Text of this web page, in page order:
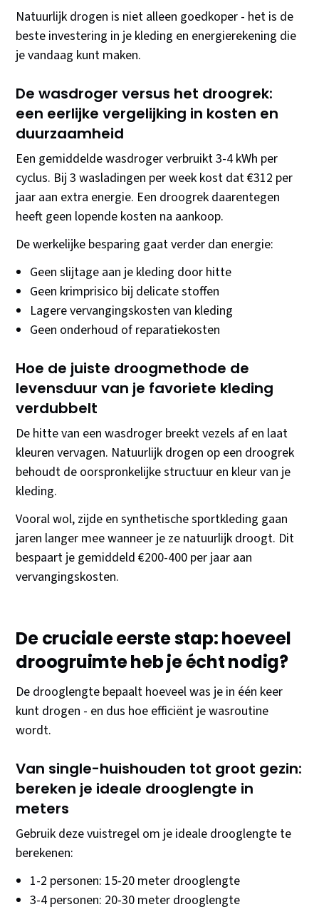
Natuurlijk drogen is niet alleen goedkoper - het is de
beste investering in je kleding en energierekening die
je vandaag kunt maken.
De wasdroger versus het droogrek:
een eerlijke vergelijking in kosten en
duurzaamheid
Een gemiddelde wasdroger verbruikt 3-4 kWh per
cyclus. Bij 3 wasladingen per week kost dat €312 per
jaar aan extra energie. Een droogrek daarentegen
heeft geen lopende kosten na aankoop.
De werkelijke besparing gaat verder dan energie:
Geen slijtage aan je kleding door hitte
Geen krimprisico bij delicate stoffen
Lagere vervangingskosten van kleding
Geen onderhoud of reparatiekosten
Hoe de juiste droogmethode de
levensduur van je favoriete kleding
verdubbelt
De hitte van een wasdroger breekt vezels af en laat
kleuren vervagen. Natuurlijk drogen op een droogrek
behoudt de oorspronkelijke structuur en kleur van je
kleding.
Vooral wol, zijde en synthetische sportkleding gaan
jaren langer mee wanneer je ze natuurlijk droogt. Dit
bespaart je gemiddeld €200-400 per jaar aan
vervangingskosten.
De cruciale eerste stap: hoeveel
droogruimte heb je écht nodig?
De drooglengte bepaalt hoeveel was je in één keer
kunt drogen - en dus hoe efficiënt je wasroutine
wordt.
Van single-huishouden tot groot gezin:
bereken je ideale drooglengte in
meters
Gebruik deze vuistregel om je ideale drooglengte te
berekenen:
1-2 personen: 15-20 meter drooglengte
3-4 personen: 20-30 meter drooglengte